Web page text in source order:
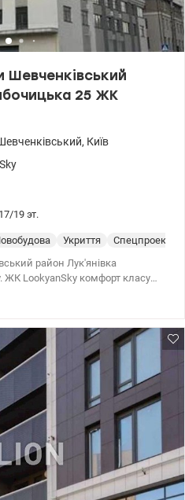
транспорту; 15 хв до центру, 7
доступності. Один власник.
розглянемо розрахунок у
із задоволенням організую
Шевченківський
25 ЖК
, Київ
17/19 эт.
Укриття Спецпроект
район Лук'янівка
електро та теплові
води, власна газова котельня.
Лук'янівська 7 хв пішки, метро
школи, садки, спорт
магазини Фора, Континент,
фрукти, овочі та фермерська
пішки до Лук'янівського
ринку. З повагою.
на перегляді. Андрій т.
1094660